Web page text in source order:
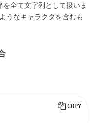
全て文字列として扱いま
うなキャラクタを含むも
COPY